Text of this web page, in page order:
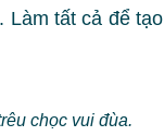
Làm tất cả để tạo
chọc vui đùa.